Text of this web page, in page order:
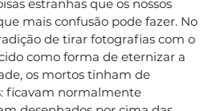
estranhas que os nossos
mais confusão pode fazer. No
de tirar fotografias com o
como forma de eternizar a
os mortos tinham de
ficavam normalmente